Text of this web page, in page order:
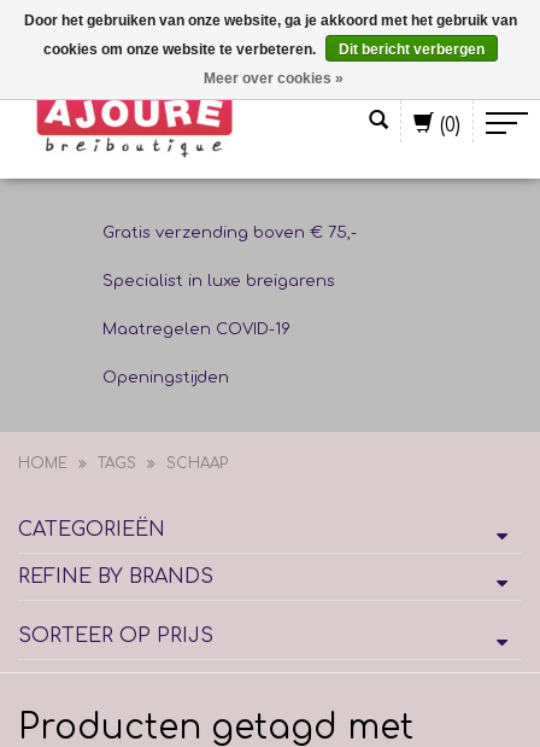
(0)
Gratis verzending boven € 75,-
Specialist in luxe breigarens
Maatregelen COVID-19
Openingstijden
HOME TAGS SCHAAP
CATEGORIEËN
REFINE BY BRANDS
SORTEER OP PRIJS
Producten getagd met
Door het gebruiken van onze website, ga je akkoord met het gebruik van
cookies om onze website te verbeteren.
Dit bericht verbergen
Meer over cookies »